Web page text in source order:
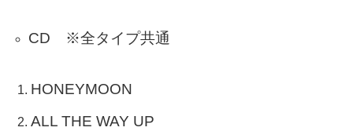
CD ※全タイプ共通
HONEYMOON
ALL THE WAY UP